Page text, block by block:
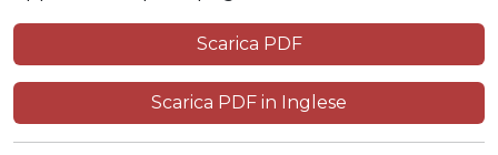
Scarica PDF
Scarica PDF in Inglese